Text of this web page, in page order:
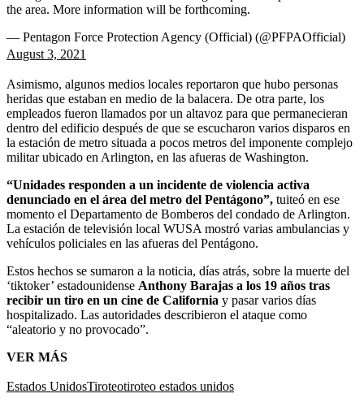
the area. More information will be forthcoming.
— Pentagon Force Protection Agency (Official) (@PFPAOfficial)
August 3, 2021
Asimismo, algunos medios locales reportaron que hubo personas
heridas que estaban en medio de la balacera. De otra parte, los
empleados fueron llamados por un altavoz para que permanecieran
dentro del edificio después de que se escucharon varios disparos en
la estación de metro situada a pocos metros del imponente complejo
militar ubicado en Arlington, en las afueras de Washington.
“Unidades responden a un incidente de violencia activa
denunciado en el área del metro del Pentágono”, tuiteó en ese
momento el Departamento de Bomberos del condado de Arlington.
La estación de televisión local WUSA mostró varias ambulancias y
vehículos policiales en las afueras del Pentágono.
Estos hechos se sumaron a la noticia, días atrás, sobre la muerte del
‘tiktoker’ estadounidense Anthony Barajas a los 19 años tras
recibir un tiro en un cine de California y pasar varios días
hospitalizado. Las autoridades describieron el ataque como
“aleatorio y no provocado”.
VER MÁS
Estados UnidosTiroteotiroteo estados unidos